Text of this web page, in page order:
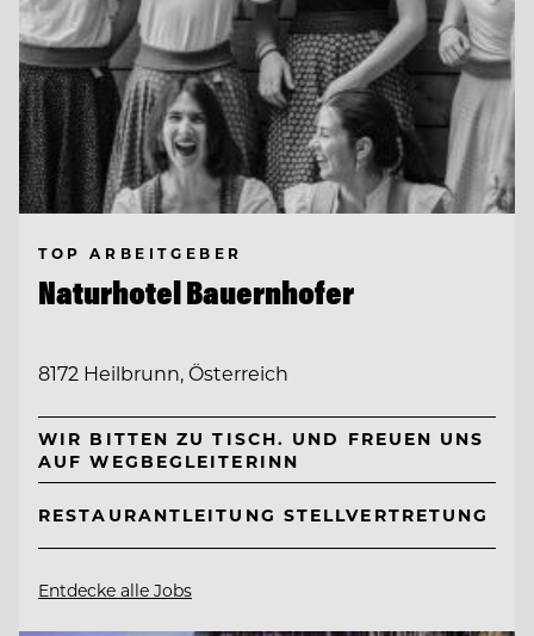
TOP ARBEITGEBER
Naturhotel Bauernhofer
8172 Heilbrunn, Österreich
WIR BITTEN ZU TISCH. UND FREUEN UNS
AUF WEGBEGLEITERINN
RESTAURANTLEITUNG STELLVERTRETUNG
Entdecke alle Jobs